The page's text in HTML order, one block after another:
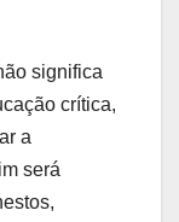
significa
crítica,
a
será